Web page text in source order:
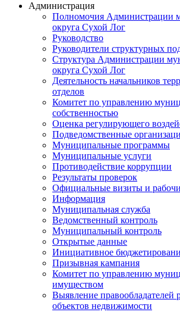
Администрация
Полномочия Администрации
округа Сухой Лог
Руководство
Руководители структурных
Структура Администрации
округа Сухой Лог
Деятельность начальников
отделов
Комитет по управлению
собственностью
Оценка регулирующего
Подведомственные
Муниципальные программы
Муниципальные услуги
Противодействие коррупции
Результаты проверок
Официальные визиты и
Информация
Муниципальная служба
Ведомственный контроль
Муниципальный контроль
Открытые данные
Инициативное
Призывная кампания
Комитет по управлению
имуществом
Выявление правообладателей
объектов недвижимости